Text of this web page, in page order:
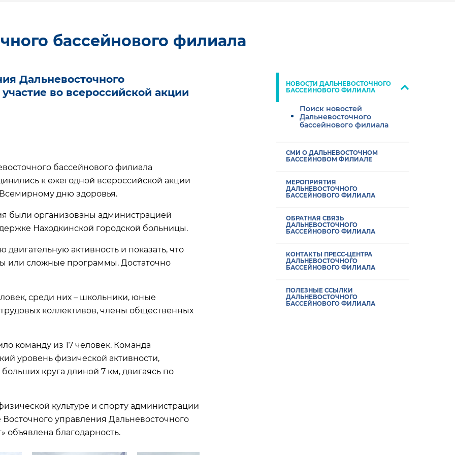
бассейнового филиала
Дальневосточного
во всероссийской акции
бассейнового филиала
к ежегодной всероссийской акции
дню здоровья.
были организованы администрацией
Находкинской городской больницы.
активность и показать, что
или сложные программы. Достаточно
среди них – школьники, юные
коллективов, члены общественных
команду из 17 человек. Команда
уровень физической активности,
круга длиной 7 км, двигаясь по
культуре и спорту администрации
управления Дальневосточного
благодарность.
НОВОСТИ ДАЛЬНЕВОСТОЧНОГО
БАССЕЙНОВОГО ФИЛИАЛА
Поиск новостей
Дальневосточного
бассейнового филиала
СМИ О ДАЛЬНЕВОСТОЧНОМ
БАССЕЙНОВОМ ФИЛИАЛЕ
МЕРОПРИЯТИЯ
ДАЛЬНЕВОСТОЧНОГО
БАССЕЙНОВОГО ФИЛИАЛА
ОБРАТНАЯ СВЯЗЬ
ДАЛЬНЕВОСТОЧНОГО
БАССЕЙНОВОГО ФИЛИАЛА
КОНТАКТЫ ПРЕСС-ЦЕНТРА
ДАЛЬНЕВОСТОЧНОГО
БАССЕЙНОВОГО ФИЛИАЛА
ПОЛЕЗНЫЕ ССЫЛКИ
ДАЛЬНЕВОСТОЧНОГО
БАССЕЙНОВОГО ФИЛИАЛА